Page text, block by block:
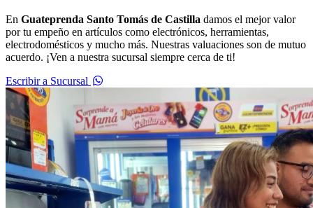
En Guateprenda Santo Tomás de Castilla damos el mejor valor
por tu empeño en artículos como electrónicos, herramientas,
electrodomésticos y mucho más. Nuestras valuaciones son de mutuo
acuerdo. ¡Ven a nuestra sucursal siempre cerca de ti!
Escribir a Sucursal